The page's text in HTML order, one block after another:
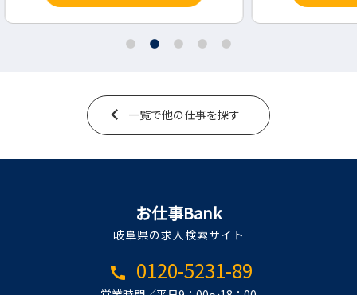
一覧で他の仕事を探す
お仕事Bank
岐阜県の求人検索サイト
call 0120-5231-89